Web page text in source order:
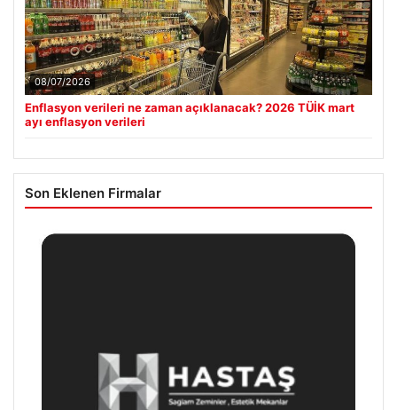
08/07/2026
Enflasyon verileri ne zaman açıklanacak? 2026 TÜİK mart
ayı enflasyon verileri
Son Eklenen Firmalar